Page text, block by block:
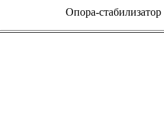
Опора-стабилизатор